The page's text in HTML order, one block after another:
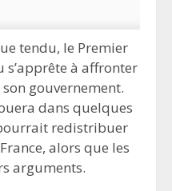
tendu, le Premier
s’apprête à affronter
gouvernement.
dans quelques
redistribuer
alors que les
arguments.